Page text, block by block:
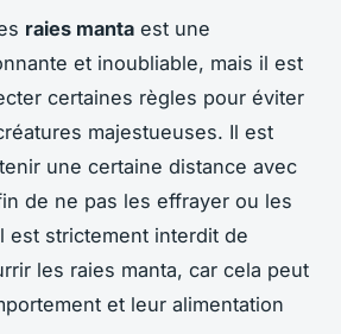
raies manta est une
et inoubliable, mais il est
certaines règles pour éviter
majestueuses. Il est
une certaine distance avec
de ne pas les effrayer ou les
est strictement interdit de
les raies manta, car cela peut
et leur alimentation